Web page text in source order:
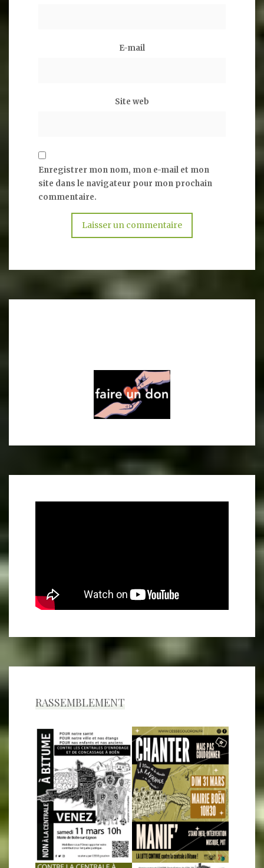
E-mail
Site web
Enregistrer mon nom, mon e-mail et mon
site dans le navigateur pour mon prochain
commentaire.
RASSEMBLEMENT